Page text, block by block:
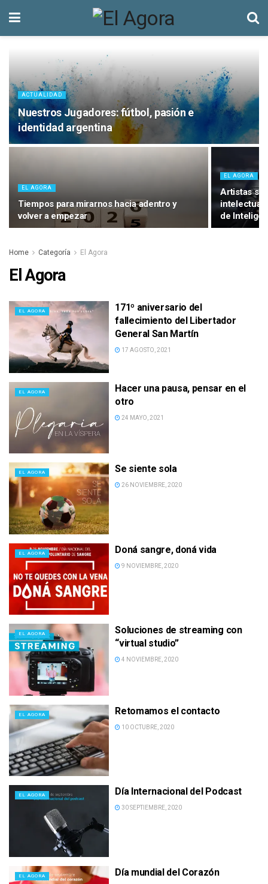
ACTUALIDAD
Nuestros Jugadores: fútbol, pasión e
identidad argentina
EL AGORA
Tiempos para mirarnos hacia adentro y
volver a empezar
EL AGORA
Artistas se
intelectual
de
Home Categoría El Agora
El Agora
EL AGORA
171º aniversario del
fallecimiento del Libertador
General San Martín
17 AGOSTO, 2021
EL AGORA
Hacer una pausa, pensar en el
otro
24 MAYO, 2021
EL AGORA Se siente sola
26 NOVIEMBRE, 2020
EL AGORA Doná sangre, doná vida
9 NOVIEMBRE, 2020
EL AGORA
Soluciones de streaming con
“virtual studio”
4 NOVIEMBRE, 2020
EL AGORA Retomamos el contacto
10 OCTUBRE, 2020
EL AGORA Día Internacional del Podcast
30 SEPTIEMBRE, 2020
EL AGORA Día mundial del Corazón